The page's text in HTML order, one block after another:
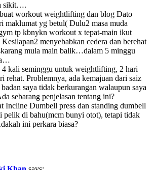
sikit….
workout weightlifting dan blog Dato
maklumat yg betul( Dulu2 masa muda
tp kbnykn workout x tepat-main ikut
menyebabkan cedera dan berehat
mula main balik…dalam 5 minggu
4 kali seminggu untuk weightlifting, 2 hari
rehat. Problemnya, ada kemajuan dari saiz
saya tidak berkurangan walaupun saya
sebarang penjelasan tentang ini?
Incline Dumbell press dan standing dumbell
pelik di bahu(mcm bunyi otot), tetapi tidak
ini perkara biasa?